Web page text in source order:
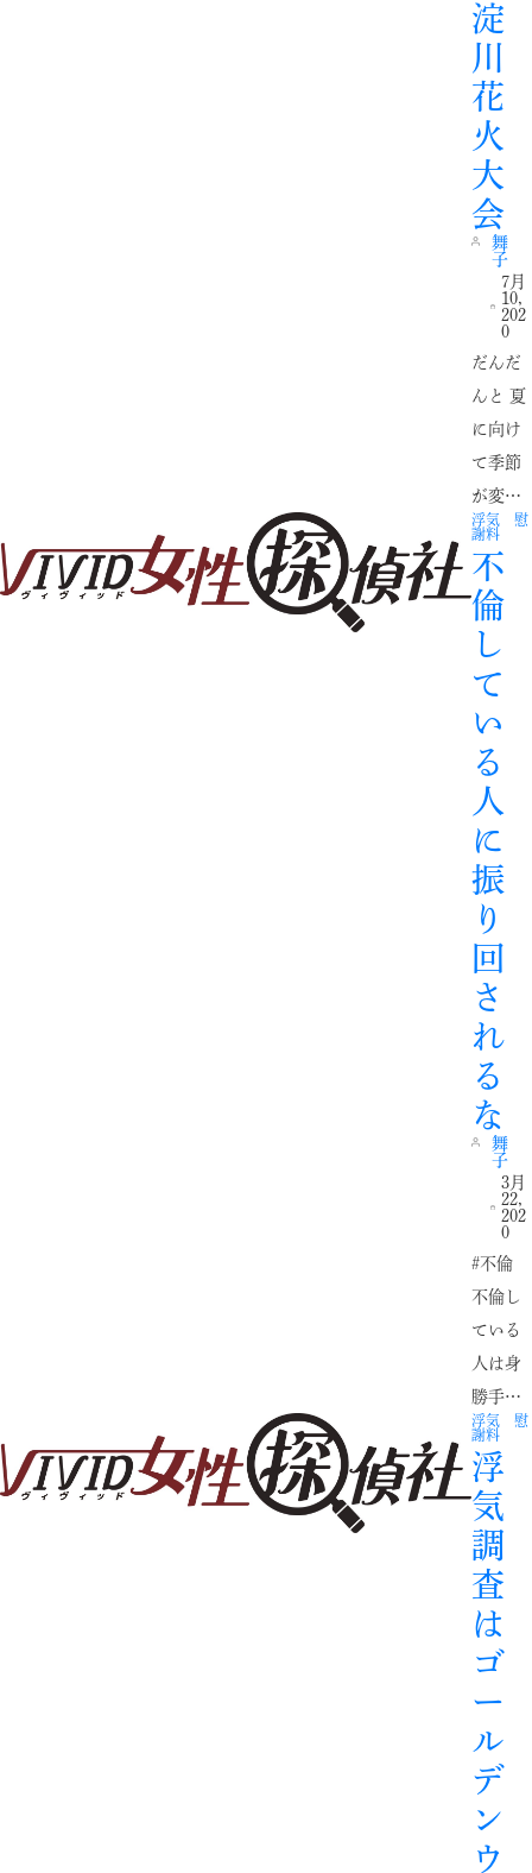
淀
川
花
火
大
会
舞
子
7月
10,
202
0
だんだ
んと 夏
に向け
て季節
が変…
浮気 慰
謝料
不
倫
し
て
い
る
人
に
振
り
回
さ
れ
る
な
舞
子
3月
22,
202
0
#不倫
不倫し
ている
人は身
勝手…
浮気 慰
謝料
浮
気
調
査
は
ゴ
ー
ル
デ
ン
ウ